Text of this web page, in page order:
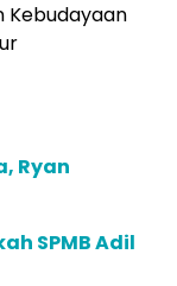
Kebudayaan
Ryan
SPMB Adil